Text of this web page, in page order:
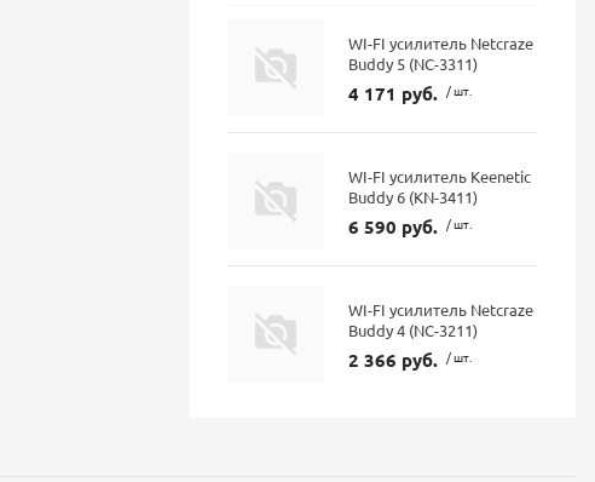
WI-FI усилитель Netcraze
Buddy 5 (NC-3311)
4 171 руб. / шт.
WI-FI усилитель Keenetic
Buddy 6 (KN-3411)
6 590 руб. / шт.
WI-FI усилитель Netcraze
Buddy 4 (NC-3211)
2 366 руб. / шт.